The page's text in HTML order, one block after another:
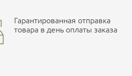
Гарантированная отправка
товара в день оплаты заказа